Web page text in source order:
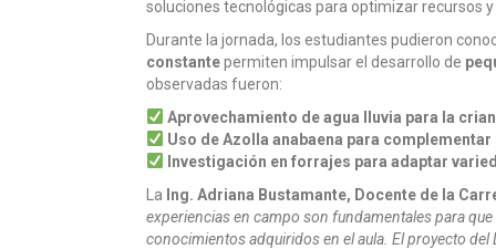
soluciones tecnológicas para optimizar recursos
Durante la jornada, los estudiantes pudieron
constantepermiten impulsar el desarrollo de
observadas fueron:
Aprovechamiento de agua lluvia para la
Uso de Azolla anabaena para
Investigación en forrajes para adaptar
La Ing. Adriana Bustamante, Docente de la
experiencias en campo son fundamentales para
conocimientos adquiridos en el aula. El proyecto